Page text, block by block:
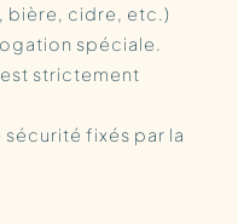
bière, cidre, etc.)
spéciale.
est strictement
sécurité fixés par la